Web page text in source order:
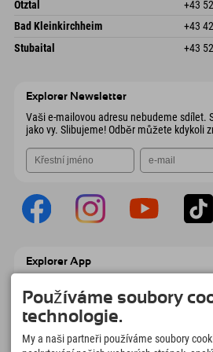
Rakousko
Rakousko
Ötztal +43
Gscheat 14
Rakousko
Bad Kleinkirchheim +43
Dorfstraße 24
Stubaital +43
Explorer Newsletter
Vaši e-mailovou adresu nebudeme sdílet.
jako vy. Slibujeme! Odběr můžete kdykoli
Explorer App
Explorer To Go s přehledem rezervací,
seznamem míst, která chcete navštívit,
přehledem restaurací a mnoha dalšími
věcmi. Stáhněte si hned!
Používáme soubory
technologie.
My a naši partneři používáme soubory